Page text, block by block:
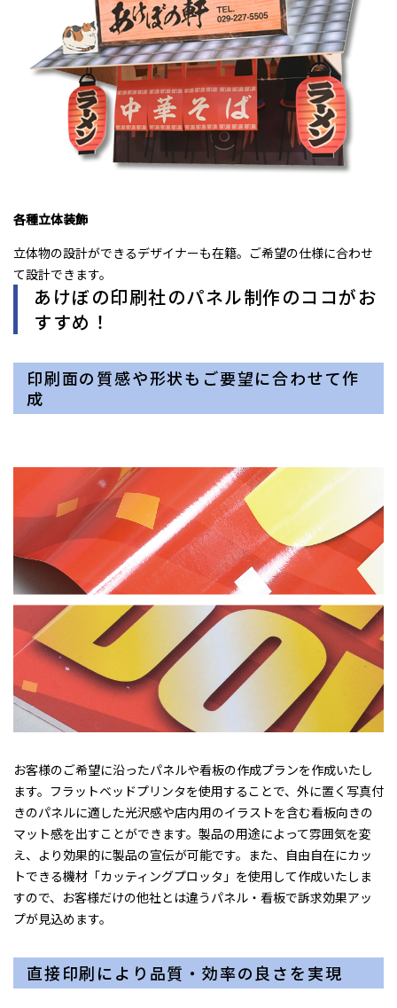
各種立体装飾
立体物の設計ができるデザイナーも在籍。ご希望の仕様に合わせ
て設計できます。
あけぼの印刷社のパネル制作のココがお
すすめ！
印刷面の質感や形状もご要望に合わせて作
成
お客様のご希望に沿ったパネルや看板の作成プランを作成いたし
ます。フラットベッドプリンタを使用することで、外に置く写真付
きのパネルに適した光沢感や店内用のイラストを含む看板向きの
マット感を出すことができます。製品の用途によって雰囲気を変
え、より効果的に製品の宣伝が可能です。また、自由自在にカッ
トできる機材「カッティングプロッタ」を使用して作成いたしま
すので、お客様だけの他社とは違うパネル・看板で訴求効果アッ
プが見込めます。
直接印刷により品質・効率の良さを実現